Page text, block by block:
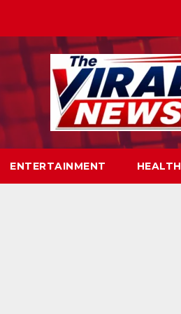
ENTERTAINMENT HEALTH